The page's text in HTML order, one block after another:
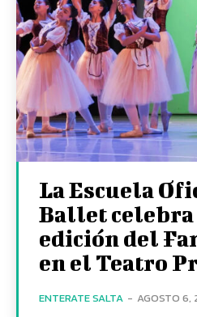
La Escuela
Ballet celebra
edición del
en el Teatro
ENTERATE SALTA - AGOSTO 6,